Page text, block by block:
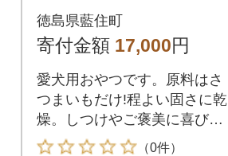
芋 ワンコ用 ペッ
トにも安心な食材を
徳島県藍住町
寄付金額 17,000円
愛犬用おやつです。原料はさ
つまいもだけ!程よい固さに乾
燥。しつけやご褒美に喜びま
す。
（0件）